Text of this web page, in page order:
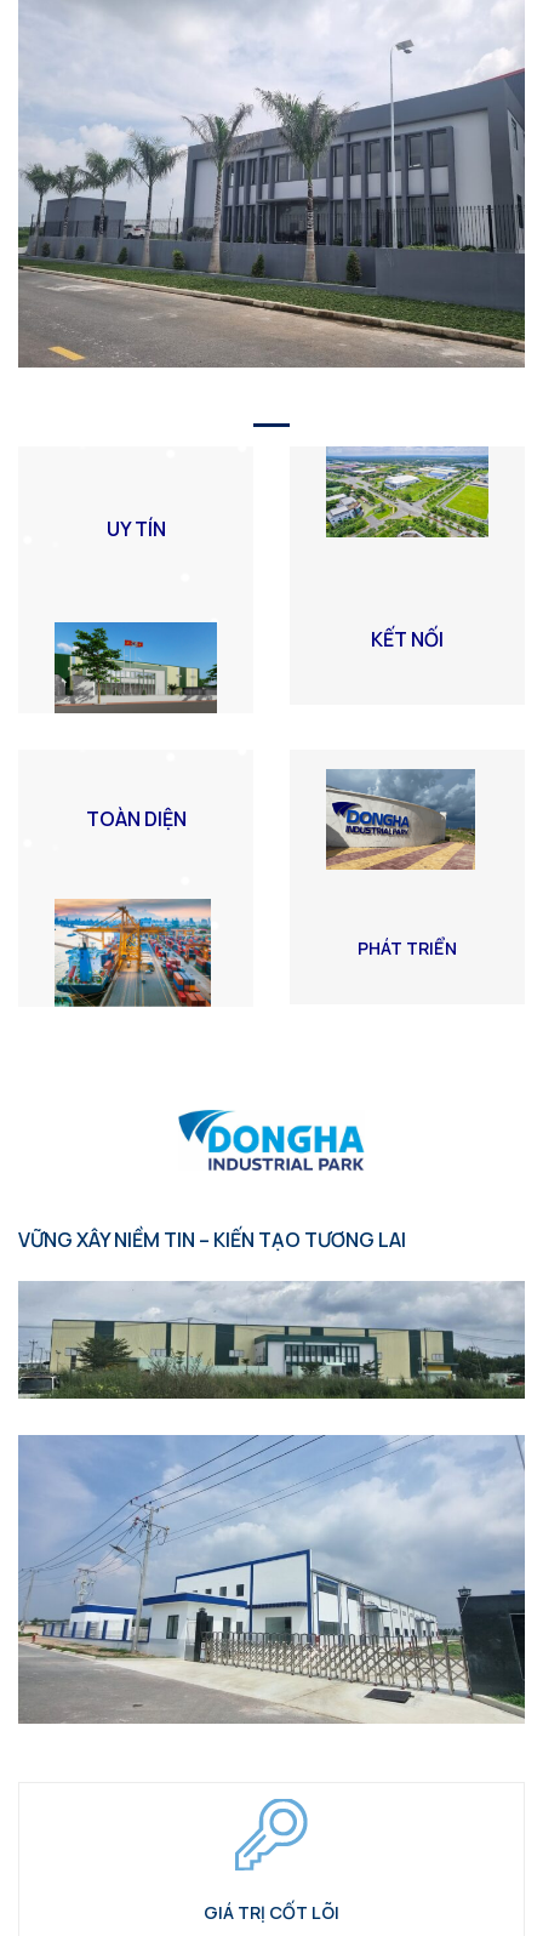
UY TÍN
KẾT NỐI
TOÀN DIỆN
PHÁT TRIỂN
VỮNG XÂY NIỀM TIN – KIẾN TẠO TƯƠNG LAI
GIÁ TRỊ CỐT LÕI